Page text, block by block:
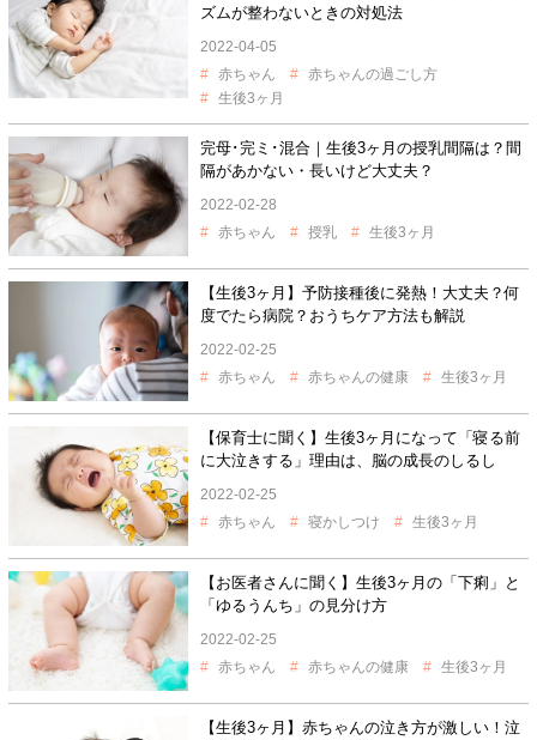
ズムが整わないときの対処法
2022-04-05
赤ちゃん
赤ちゃんの過ごし方
生後3ヶ月
完母･完ミ･混合｜生後3ヶ月の授乳間隔は？間
隔があかない・長いけど大丈夫？
2022-02-28
赤ちゃん
授乳 生後3ヶ月
【生後3ヶ月】予防接種後に発熱！大丈夫？何
度でたら病院？おうちケア方法も解説
2022-02-25
赤ちゃん
赤ちゃんの健康 生後3ヶ月
【保育士に聞く】生後3ヶ月になって「寝る前
に大泣きする」理由は、脳の成長のしるし
2022-02-25
赤ちゃん
寝かしつけ 生後3ヶ月
【お医者さんに聞く】生後3ヶ月の「下痢」と
「ゆるうんち」の見分け方
2022-02-25
赤ちゃん
赤ちゃんの健康 生後3ヶ月
【生後3ヶ月】赤ちゃんの泣き方が激しい！泣